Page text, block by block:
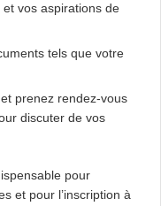
vos aspirations de
tels que votre
prenez rendez-vous
discuter de vos
pour
et pour l’inscription à